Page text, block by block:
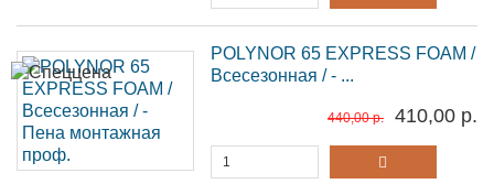
POLYNOR 65 EXPRESS FOAM /
Всесезонная / - ...
440,00 р. 410,00 р.